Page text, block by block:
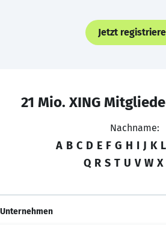
Jetzt
21 Mio. XING
Nachname:
A B C D E F G H I J K L
Q R S T U V W X
Unternehmen